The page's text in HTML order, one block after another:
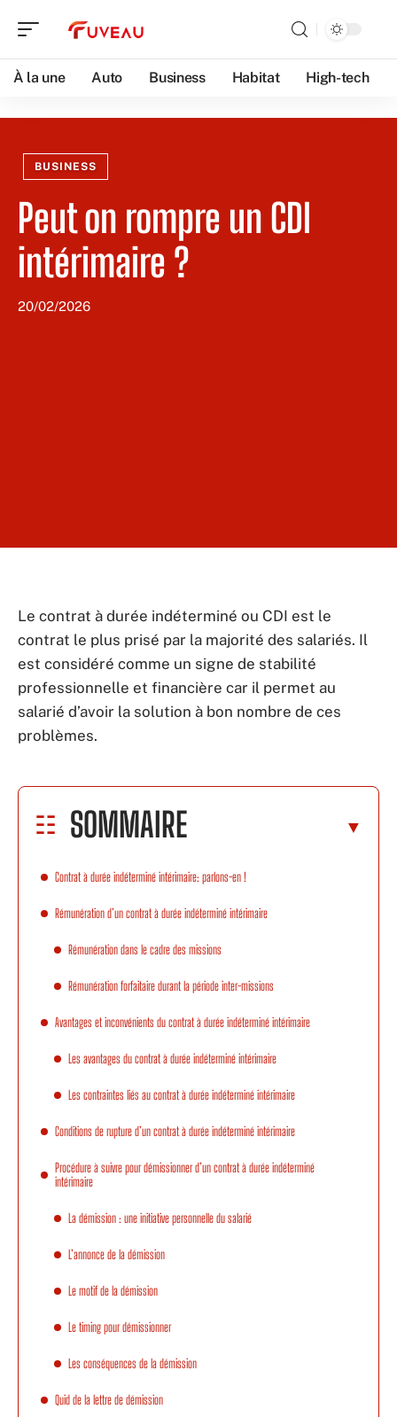
À la une Auto Business Habitat High-tech
BUSINESS
Peut on rompre un CDI
intérimaire ?
20/02/2026
Le contrat à durée indéterminé ou CDI est le
contrat le plus prisé par la majorité des salariés. Il
est considéré comme un signe de stabilité
professionnelle et financière car il permet au
salarié d’avoir la solution à bon nombre de ces
problèmes.
SOMMAIRE
Contrat à durée indéterminé intérimaire: parlons-en !
Rémunération d’un contrat à durée indéterminé intérimaire
Rémunération dans le cadre des missions
Rémunération forfaitaire durant la période inter-missions
Avantages et inconvénients du contrat à durée indéterminé intérimaire
Les avantages du contrat à durée indéterminé intérimaire
Les contraintes liés au contrat à durée indéterminé intérimaire
Conditions de rupture d’un contrat à durée indéterminé intérimaire
Procédure à suivre pour démissionner d’un contrat à durée indéterminé
intérimaire
La démission : une initiative personnelle du salarié
L’annonce de la démission
Le motif de la démission
Le timing pour démissionner
Les conséquences de la démission
Quid de la lettre de démission